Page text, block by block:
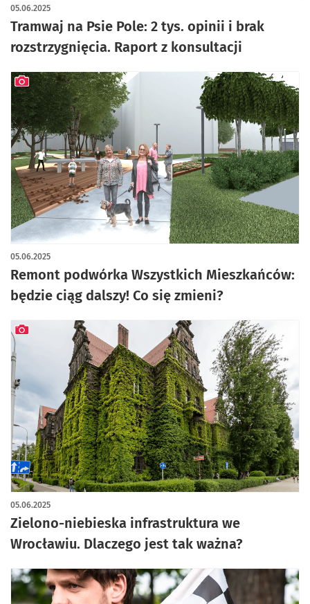
Tramwaj na Psie Pole: 2 tys. opinii i brak
rozstrzygnięcia. Raport z konsultacji
05.06.2025
Remont podwórka Wszystkich Mieszkańców:
będzie ciąg dalszy! Co się zmieni?
05.06.2025
artykuł z galerią zdjęć
Zielono-niebieska infrastruktura we
Wrocławiu. Dlaczego jest tak ważna?
05.06.2025
artykuł z galerią zdjęć